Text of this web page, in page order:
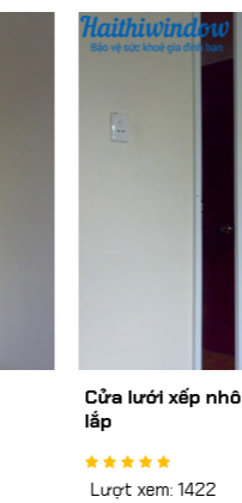
Cửa lưới xếp nhôm 1,2mm
Lượt xem: 1422